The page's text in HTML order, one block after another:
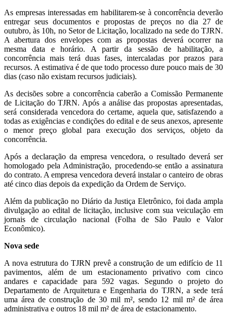
As empresas interessadas em habilitarem-se à concorrência deverão
entregar seus documentos e propostas de preços no dia 27 de
outubro, às 10h, no Setor de Licitação, localizado na sede do TJRN.
A abertura dos envelopes com as propostas deverá ocorrer na
mesma data e horário. A partir da sessão de habilitação, a
concorrência mais terá duas fases, intercaladas por prazos para
recursos. A estimativa é de que todo processo dure pouco mais de 30
dias (caso não existam recursos judiciais).
As decisões sobre a concorrência caberão a Comissão Permanente
de Licitação do TJRN. Após a análise das propostas apresentadas,
será considerada vencedora do certame, aquela que, satisfazendo a
todas as exigências e condições do edital e de seus anexos, apresente
o menor preço global para execução dos serviços, objeto da
concorrência.
Após a declaração da empresa vencedora, o resultado deverá ser
homologado pela Administração, procedendo-se então a assinatura
do contrato. A empresa vencedora deverá instalar o canteiro de obras
até cinco dias depois da expedição da Ordem de Serviço.
Além da publicação no Diário da Justiça Eletrônico, foi dada ampla
divulgação ao edital de licitação, inclusive com sua veiculação em
jornais de circulação nacional (Folha de São Paulo e Valor
Econômico).
Nova sede
A nova estrutura do TJRN prevê a construção de um edifício de 11
pavimentos, além de um estacionamento privativo com cinco
andares e capacidade para 592 vagas. Segundo o projeto do
Departamento de Arquitetura e Engenharia do TJRN, a sede terá
uma área de construção de 30 mil m², sendo 12 mil m² de área
administrativa e outros 18 mil m² de área de estacionamento.